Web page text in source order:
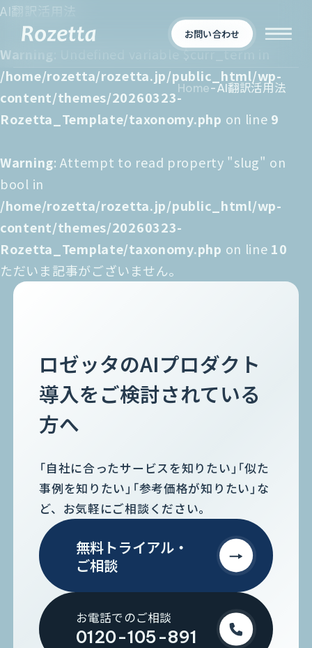
企業情報
Who We Are
会社概要
新着情報
News
お知らせ
決算
適時開示
プロダクト
業界別一覧
広報業界
広告業界
出版業界
エンタメ
製品一覧
T-4OO
オンヤク
Premium T-4OO
Rozetta API
GLOVA
シゴトオワルAIシリーズ
ラクヤクAI
Metareal AI
キャラクターAI翻訳エンジン「ella」
四季報AI
導入事例
法律業界
金融・保険業界
製造業界
製薬業界
partner
資料請求
AI翻訳
生成AI開発
オンヤク
T-4OO
関連サイト
メタリアルグループ
採用情報
IR情報
ロゼッタスクエア
コラム
無料トライアル・ご相談
お問い合わせ
Home-AI翻訳活用法
AI翻訳活用法
Warning
: Undefined variable $curr_term in
/home/rozetta/rozetta.jp/public_html/wp-
content/themes/20260323-
Rozetta_Template/taxonomy.php on line 9
Warning: Attempt to read property "slug" on
bool in
/home/rozetta/rozetta.jp/public_html/wp-
content/themes/20260323-
Rozetta_Template/taxonomy.php on line 10
ただいま記事がございません。
ロゼッタのAIプロダクト
導入をご検討されている
方へ
「自社に合ったサービスを知りたい」「似た
事例を知りたい」「参考価格が知りたい」な
ど、お気軽にご相談ください。
無料トライアル・
ご相談
お電話でのご相談
0120-105-891